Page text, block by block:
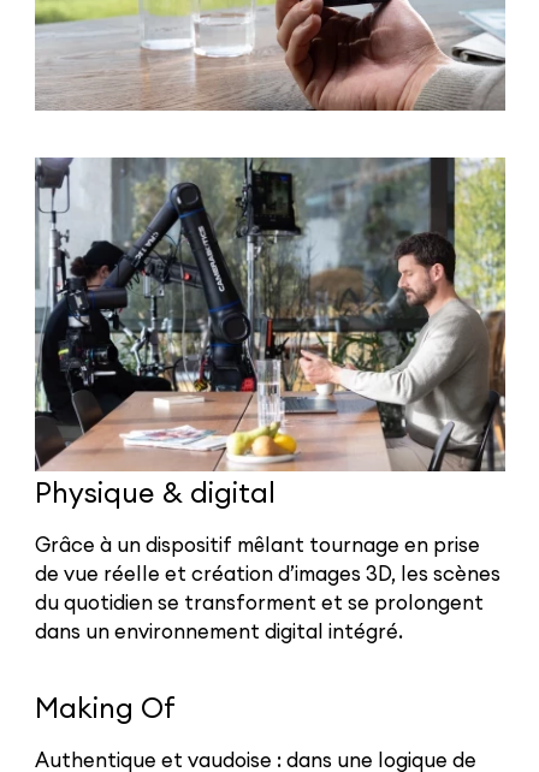
Physique & digital
Grâce à un dispositif mêlant tournage en prise
de vue réelle et création d’images 3D, les scènes
du quotidien se transforment et se prolongent
dans un environnement digital intégré.
Making Of
Authentique et vaudoise : dans une logique de